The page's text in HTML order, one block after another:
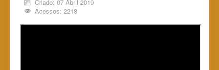
Criado: 07 Abril 2019
Acessos: 2218